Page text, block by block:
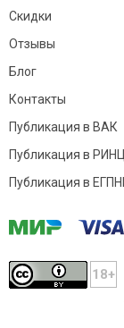
Скидки
Отзывы
Блог
Контакты
Публикация в ВАК
Публикация в РИНЦ
Публикация в